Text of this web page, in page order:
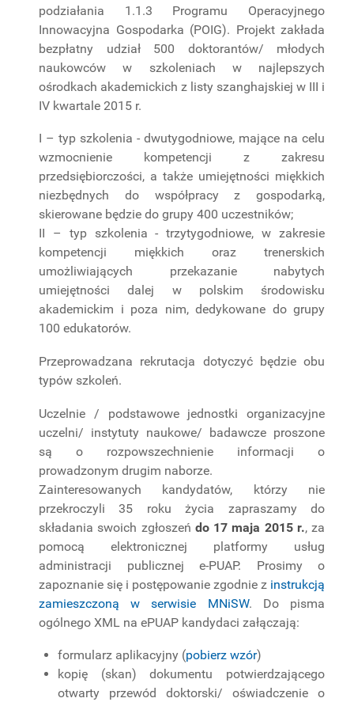
podziałania 1.1.3 Programu Operacyjnego
Innowacyjna Gospodarka (POIG). Projekt zakłada
bezpłatny udział 500 doktorantów/ młodych
naukowców w szkoleniach w najlepszych
ośrodkach akademickich z listy szanghajskiej w III i
IV kwartale 2015 r.
I – typ szkolenia - dwutygodniowe, mające na celu
wzmocnienie kompetencji z zakresu
przedsiębiorczości, a także umiejętności miękkich
niezbędnych do współpracy z gospodarką,
skierowane będzie do grupy 400 uczestników;
II – typ szkolenia - trzytygodniowe, w zakresie
kompetencji miękkich oraz trenerskich
umożliwiających przekazanie nabytych
umiejętności dalej w polskim środowisku
akademickim i poza nim, dedykowane do grupy
100 edukatorów.
Przeprowadzana rekrutacja dotyczyć będzie obu
typów szkoleń.
Uczelnie / podstawowe jednostki organizacyjne
uczelni/ instytuty naukowe/ badawcze proszone
są o rozpowszechnienie informacji o
prowadzonym drugim naborze.
Zainteresowanych kandydatów, którzy nie
przekroczyli 35 roku życia zapraszamy do
składania swoich zgłoszeń do 17 maja 2015 r., za
pomocą elektronicznej platformy usług
administracji publicznej e-PUAP. Prosimy o
zapoznanie się i postępowanie zgodnie z instrukcją
zamieszczoną w serwisie MNiSW. Do pisma
ogólnego XML na ePUAP kandydaci załączają:
formularz aplikacyjny (pobierz wzór)
kopię (skan) dokumentu potwierdzającego
otwarty przewód doktorski/ oświadczenie o